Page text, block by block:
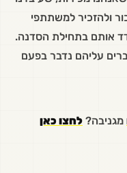
ולהזכיר למשתתפי
אותם בתחילת הסדנה.
עליהם נדבר בפעם
מגניבה? לחצו כאן